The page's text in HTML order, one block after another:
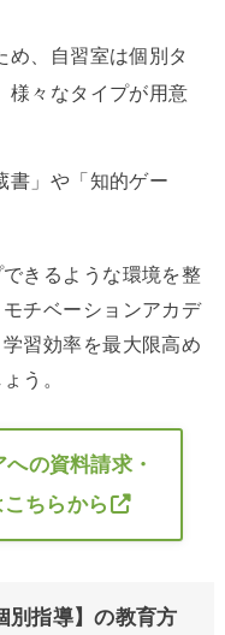
め、自習室は個別タ
様々なタイプが用意
書」や「知的ゲー
きるような環境を整
チベーションアカデ
習効率を最大限高め
う。
の資料請求・
ちらから
別指導】の教育方